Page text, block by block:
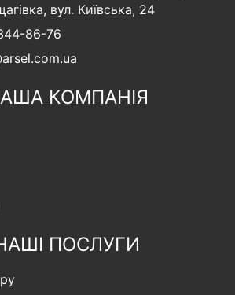
вул. Київська, 24
86-76
КОМПАНІЯ
ПОСЛУГИ